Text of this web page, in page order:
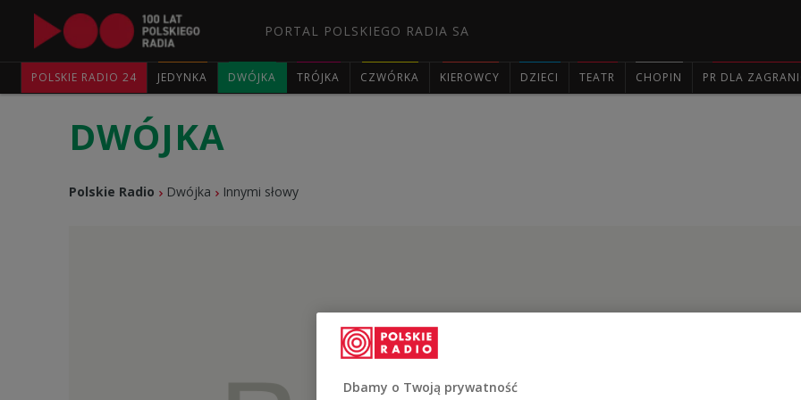
PORTAL POLSKIEGO RADIA SA
POLSKIE RADIO 24 JEDYNKA DWÓJKA TRÓJKA CZWÓRKA KIEROWCY DZIECI TEATR CHOPIN PR DLA
DWÓJKA
Polskie Radio Dwójka Innymi słowy
Dbamy o Twoją prywatność